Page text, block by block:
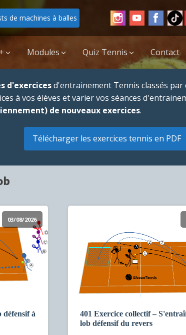
de machines à balles
Modules Quiz Tennis Contact
d'exercicesd'entrainement Tennis classés par
à vos élèves et varier vos séances
de nouveaux exercices.
Télécharger les exercices tennis en PDF
03/08/2026
défensif à
401 Exercice collectif –
lob défensif du revers